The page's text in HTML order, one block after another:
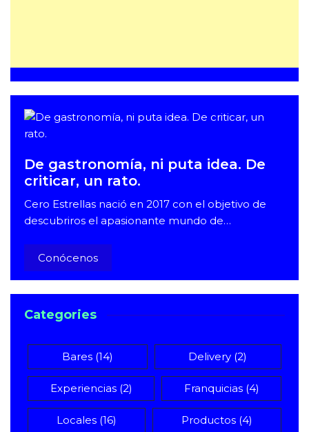
De gastronomía, ni puta idea. De
criticar, un rato.
Cero Estrellas nació en 2017 con el objetivo de
descubriros el apasionante mundo de…
Conócenos
Categories
Bares(14) Delivery (2)
Experiencias(2) Franquicias(4)
Locales (16) Productos (4)